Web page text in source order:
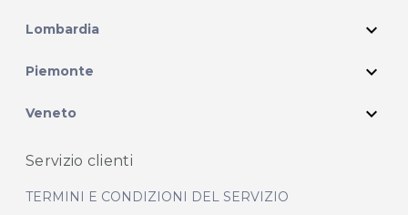
Lombardia expand_more
Piemonte expand_more
Veneto expand_more
Servizio clienti
TERMINI E CONDIZIONI DEL SERVIZIO